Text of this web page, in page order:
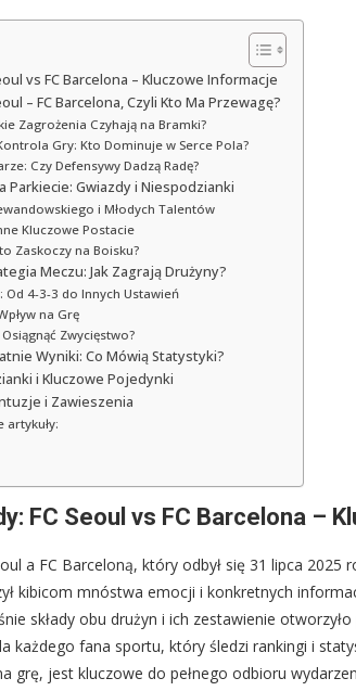
vs FC Barcelona – Kluczowe Informacje
– FC Barcelona, Czyli Kto Ma Przewagę?
Zagrożenia Czyhają na Bramki?
Gry: Kto Dominuje w Serce Pola?
Czy Defensywy Dadzą Radę?
Parkiecie: Gwiazdy i Niespodzianki
i Młodych Talentów
Kluczowe Postacie
Zaskoczy na Boisku?
Meczu: Jak Zagrają Drużyny?
Od 4-3-3 do Innych Ustawień
na Grę
Zwycięstwo?
Wyniki: Co Mówią Statystyki?
i Kluczowe Pojedynki
i Zawieszenia
artykuły:
FC Seoul vs FC Barcelona –
a FC Barceloną, który odbył się 31 lipca
kibicom mnóstwa emocji i konkretnych
składy obu drużyn i ich zestawienie
każdego fana sportu, który śledzi rankingi i
grę, jest kluczowe do pełnego odbioru